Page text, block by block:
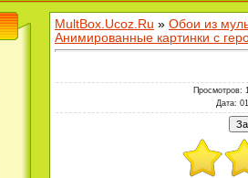
MultBox.Ucoz.Ru » Обои из
Анимированные картинки с
Просмотров:
Дата: